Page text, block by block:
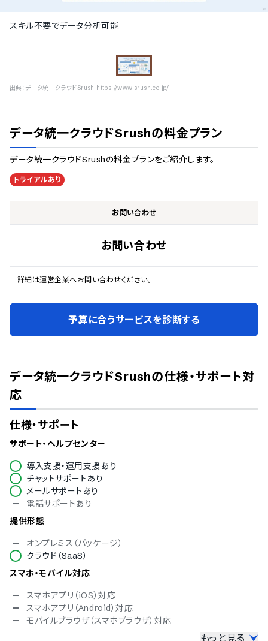
スキル不要でデータ分析可能
出典： データ統一クラウドSrush https://www.srush.co.jp/
データ統一クラウドSrushの料金プラン
データ統一クラウドSrushの料金プランをご紹介します。
トライアルあり
お問い合わせ
お問い合わせ
詳細は運営企業へお問い合わせください。
予算に合うサービスを診断する
データ統一クラウドSrushの仕様・サポート対
応
仕様・サポート
サポート・ヘルプセンター
導入支援・運用支援あり
チャットサポートあり
メールサポートあり
電話サポートあり
提供形態
オンプレミス（パッケージ）
クラウド（SaaS）
スマホ・モバイル対応
スマホアプリ（iOS）対応
スマホアプリ（Android）対応
モバイルブラウザ（スマホブラウザ）対応
もっと見る